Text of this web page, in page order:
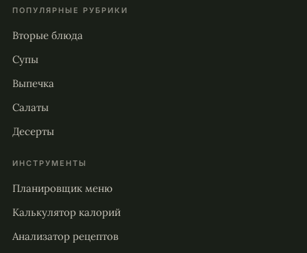
ПОПУЛЯРНЫЕ РУБРИКИ
Вторые блюда
Супы
Выпечка
Салаты
Десерты
ИНСТРУМЕНТЫ
Планировщик меню
Калькулятор калорий
Анализатор рецептов